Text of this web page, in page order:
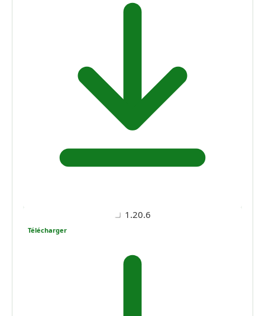
1.20.6
Télécharger